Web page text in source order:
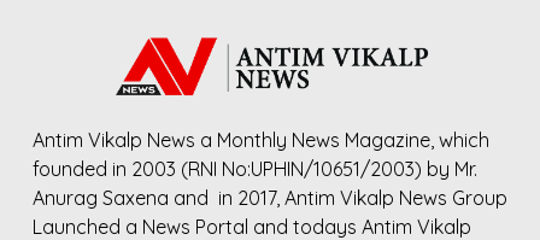
Antim Vikalp News a Monthly News Magazine, which
founded in 2003 (RNI No:UPHIN/10651/2003) by Mr.
Anurag Saxena and in 2017, Antim Vikalp News Group
Launched a News Portal and todays Antim Vikalp